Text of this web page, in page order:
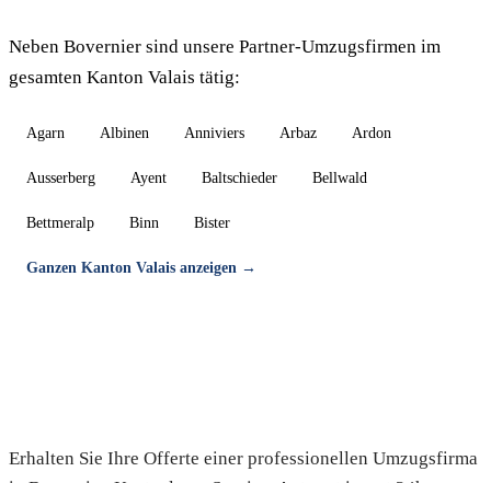
Neben Bovernier sind unsere Partner-Umzugsfirmen im
gesamten Kanton Valais tätig:
Agarn Albinen Anniviers Arbaz Ardon
Ausserberg Ayent Baltschieder Bellwald
Bettmeralp Binn Bister
Ganzen Kanton Valais anzeigen →
Erhalten Sie Ihre Offerte einer professionellen Umzugsfirma